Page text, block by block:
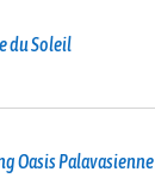
du Soleil
Oasis Palavasienne